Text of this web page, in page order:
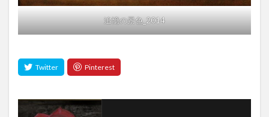
追憶の景色_2014